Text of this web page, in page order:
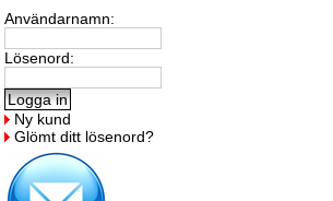
Användarnamn:
Lösenord:
Ny kund
Glömt ditt lösenord?